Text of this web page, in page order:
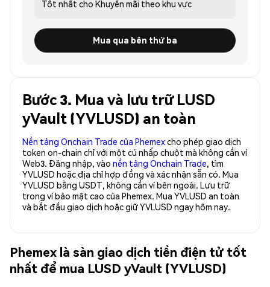
Tốt nhất cho Khuyến mãi theo khu vực
Mua qua bên thứ ba
Bước 3. Mua và lưu trữ LUSD
yVault (YVLUSD) an toàn
Nền tảng Onchain Trade của Phemexcho phép giao dịch
token on-chain chỉ với một cú nhấp chuột mà không cần ví
Web3. Đăng nhập, vào nền tảng Onchain Trade, tìm
YVLUSD hoặc địa chỉ hợp đồng và xác nhận sẵn có. Mua
YVLUSD bằng USDT, không cần ví bên ngoài. Lưu trữ
trong ví bảo mật cao của Phemex. Mua YVLUSD an toàn
và bắt đầu giao dịch hoặc giữ YVLUSD ngay hôm nay.
Phemex là sàn giao dịch tiền điện tử tốt
nhất để mua LUSD yVault (YVLUSD)